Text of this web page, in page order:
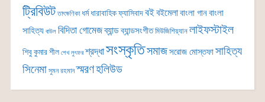
ট্রিবিউট তাৎক্ষণিকা ধর্ম ধারাবাহিকফ্যাসিবাদবইবইমেলাবাংলা গানবাংলা
সাহিত্য বাউল বিদিতা গোমেজব্যান্ডব্যান্ডসংগীত মিউজিশিয়্যান লাইফস্টাইল
শিবু কুমার শীল শেখ লুৎফর শ্রদ্ধাসংস্কৃতিসমাজসরোজ মোস্তফাসাহিত্য
সিনেমা সুমন রহমান স্মরণহলিউড